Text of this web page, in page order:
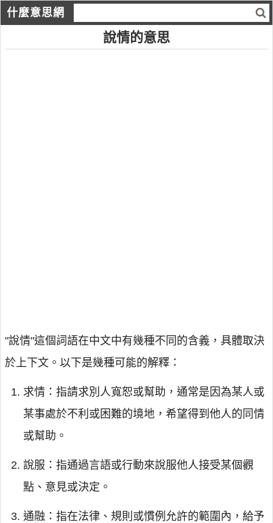
什麼意思網
說情的意思
"說情"這個詞語在中文中有幾種不同的含義，具體取決
於上下文。以下是幾種可能的解釋：
求情：指請求別人寬恕或幫助，通常是因為某人或
某事處於不利或困難的境地，希望得到他人的同情
或幫助。
說服：指通過言語或行動來說服他人接受某個觀
點、意見或決定。
通融：指在法律、規則或慣例允許的範圍內，給予